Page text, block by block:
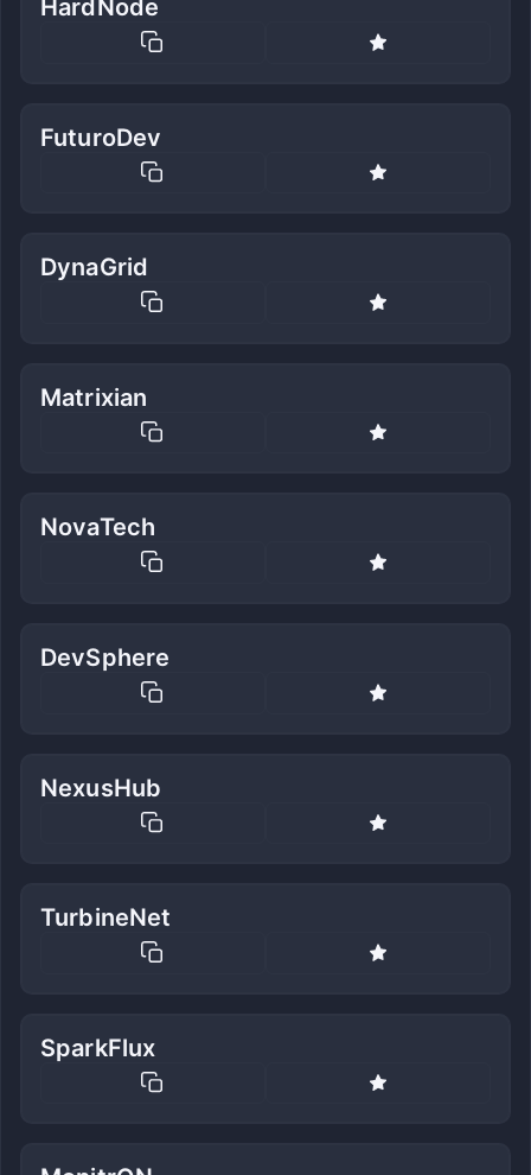
HardNode
FuturoDev
DynaGrid
Matrixian
NovaTech
DevSphere
NexusHub
TurbineNet
SparkFlux